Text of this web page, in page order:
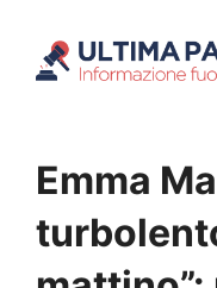
Emma